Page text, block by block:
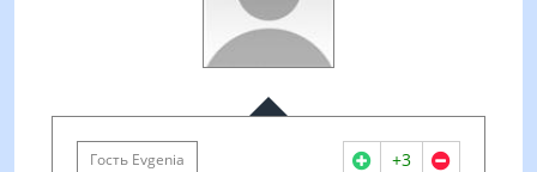
Гость Evgenia +3